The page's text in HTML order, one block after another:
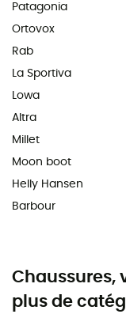
Patagonia
Ortovox
Rab
La Sportiva
Lowa
Altra
Millet
Moon boot
Helly Hansen
Barbour
Chaussures,
plus de